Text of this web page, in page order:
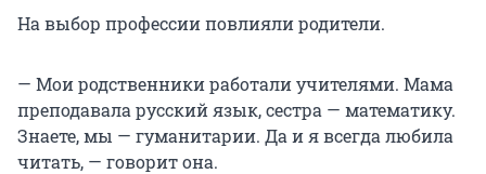
На выбор профессии повлияли родители.
— Мои родственники работали учителями. Мама
преподавала русский язык, сестра — математику.
Знаете, мы — гуманитарии. Да и я всегда любила
читать, — говорит она.